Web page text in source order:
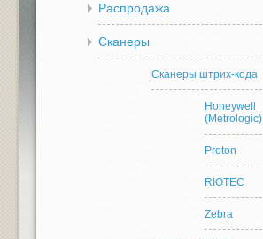
Распродажа
Сканеры
Сканеры штрих-кода
Honeywell
(Metrologic)
Proton
RIOTEC
Zebra